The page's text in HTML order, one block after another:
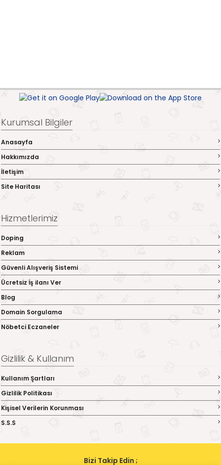
Kurumsal Bilgiler
Anasayfa
Hakkımızda
İletişim
Site Haritası
Hizmetlerimiz
Doping
Reklam
Güvenli Alışveriş Sistemi
Ücretsiz İş ilanı Ver
Blog
Domain Sorgulama
Nöbetci Eczaneler
Gizlilik & Kullanım
Kullanım Şartları
Gizlilik Politikası
Kişisel Verilerin Korunması
S.S.S
Bizi Takip Edin ;